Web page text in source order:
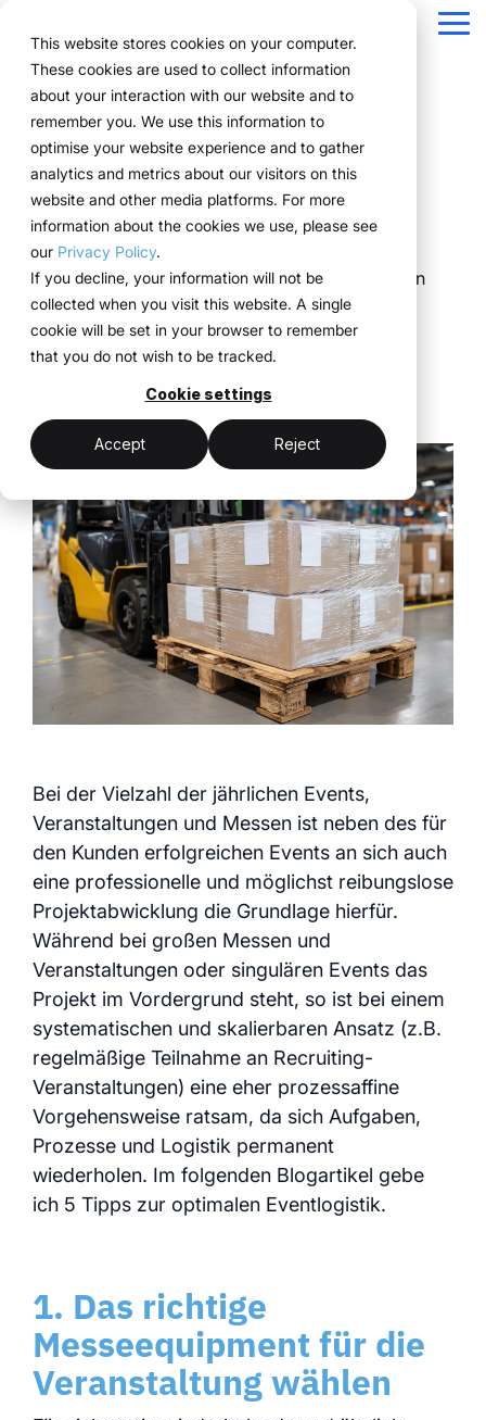
This website stores cookies on your computer.
These cookies are used to collect information
about your interaction with our website and to
remember you. We use this information to
optimise your website experience and to gather
analytics and metrics about our visitors on this
website and other media platforms. For more
information about the cookies we use, please see
our Privacy Policy.
If you decline, your information will not be
collected when you visit this website. A single
cookie will be set in your browser to remember
that you do not wish to be tracked.
Cookie settings
Accept Reject
überspringen
Überblick
So funktioniert es
Das System
Struktur für Ihre
Eventprozesse.
ExpoCloud bringt
Planung, Umsetzung
und Auswertung in ein
zentrales System.
Für Unternehmen, die
ihre Messeauftritte
standardisieren und
skalierbar steuern
wollen.
ein System statt
Einzellösungen
klare Abläufe über
alle Events
volle Transparenz
und Kontrolle
Funktionen
Planung
Buchung
Logistik
Analytics
Projektmanagement
Alles, was Sie für
Events brauchen.
Von der ersten Planung
bis zur Auswertung
greifen alle
Funktionen ineinander
und folgen einer klaren
Struktur.
zentrale Plattform
(myWWM)
modulare
Messestände
integrierte Logistik
Daten für echte
Entscheidungen
Schauen Sie sich auch
alle myWWM Module
und Services an:
Services
Marketing Teams
Event Manager
Procurement
Für Unternehmen
mit komplexen
Eventstrukturen.
ExpoCloud richtet sich
an Teams, die
regelmäßig an Messen
teilnehmen und ihre
Prozesse endlich
strukturieren wollen.
weniger Abstimmung
mehr Kontrolle
alle Standorte
Referenzen
Projekte
Bewährt in der
Praxis.
Unternehmen aus
verschiedenen
Branchen steuern ihre
Events effizient,
skalierbar und
strukturiert mit
ExpoCloud.
Preise & Modell
Mietsysteme erklärt
Logistik-Flatrate
Skalierbarkeit
Public Version
Über uns
WWM Gruppe
Nachhaltigkeit
Technologie & Plattform
Blog
Technologie
trifft
Umsetzung.
ExpoCloud
verbindet
Messebau und
Logistik,
entwickelt und
betrieben von
der WWM
Gruppe.
5 Tipps für eine
sorgenfreie
Eventlogistik
Dr. Christian Coppeneur-Guelz:
Updated on
Juni 30, 2026
Projektmanagement & Prozesse
Logistik & Montage
Bei der Vielzahl der jährlichen Events,
Veranstaltungen und Messen ist neben des für
den Kunden erfolgreichen Events an sich auch
eine professionelle und möglichst reibungslose
Projektabwicklung die Grundlage hierfür.
Während bei großen Messen und
Veranstaltungen oder singulären Events das
Projekt im Vordergrund steht, so ist bei einem
systematischen und skalierbaren Ansatz (z.B.
regelmäßige Teilnahme an Recruiting-
Veranstaltungen) eine eher prozessaffine
Vorgehensweise ratsam, da sich Aufgaben,
Prozesse und Logistik permanent
wiederholen. Im folgenden Blogartikel gebe
ich 5 Tipps zur optimalen Eventlogistik.
1. Das richtige
Messeequipment für die
Veranstaltung wählen